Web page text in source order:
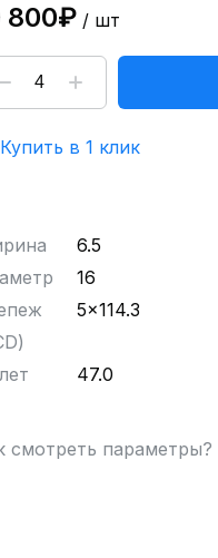
800₽/ шт
Купить в 1 клик
6.5
16
5x114.3
47.0
смотреть параметры?